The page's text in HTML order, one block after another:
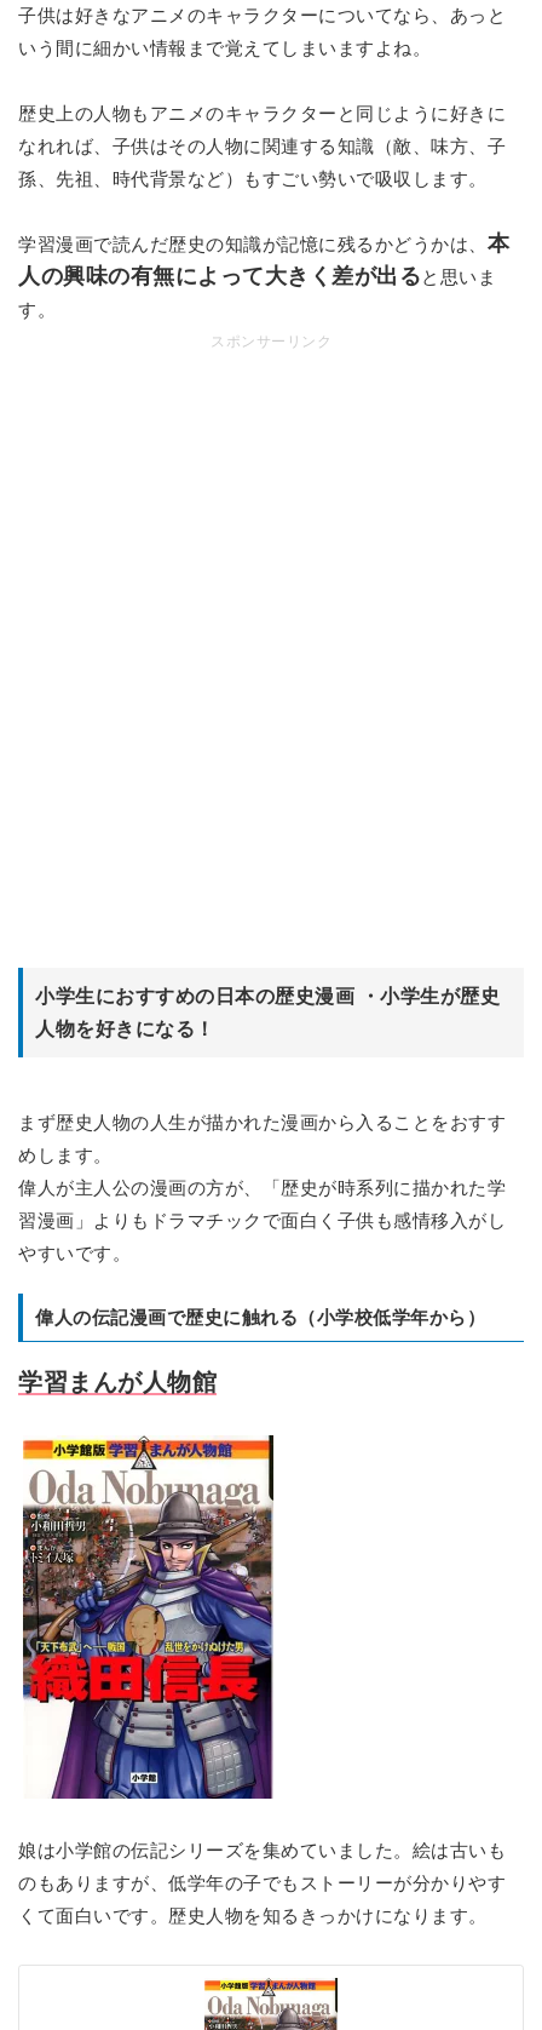
子供は好きなアニメのキャラクターについてなら、あっと
いう間に細かい情報まで覚えてしまいますよね。
歴史上の人物もアニメのキャラクターと同じように好きに
なれれば、子供はその人物に関連する知識（敵、味方、子
孫、先祖、時代背景など）もすごい勢いで吸収します。
学習漫画で読んだ歴史の知識が記憶に残るかどうかは、 本
人の興味の有無によって大きく差が出ると思いま
す。
スポンサーリンク
小学生におすすめの日本の歴史漫画 ・小学生が歴史
人物を好きになる！
まず歴史人物の人生が描かれた漫画から入ることをおすす
めします。
偉人が主人公の漫画の方が、「歴史が時系列に描かれた学
習漫画」よりもドラマチックで面白く子供も感情移入がし
やすいです。
偉人の伝記漫画で歴史に触れる（小学校低学年から）
学習まんが人物館
娘は小学館の伝記シリーズを集めていました。絵は古いも
のもありますが、低学年の子でもストーリーが分かりやす
くて面白いです。歴史人物を知るきっかけになります。